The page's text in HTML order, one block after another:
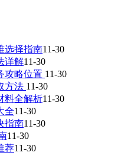
选择指南11-30
详解11-30
攻略位置 11-30
方法 11-30
料全解析11-30
全11-30
指南11-30
11-30
荐11-30